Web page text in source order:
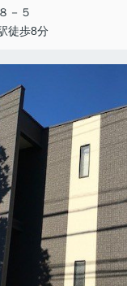
－５
徒歩8分